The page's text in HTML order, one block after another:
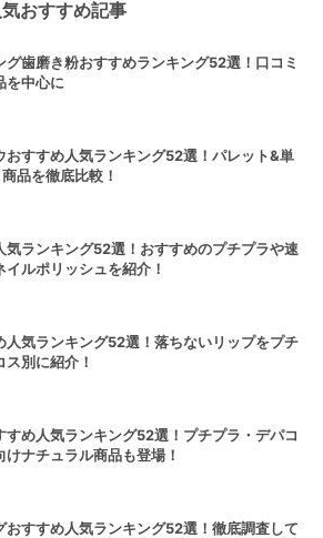
おすすめ記事
グ歯磨き粉おすすめランキング52選！口コミ
を中心に
おすすめ人気ランキング52選！パレット&単
品を徹底比較！
気ランキング52選！おすすめのプチプラや速
イルポリッシュを紹介！
人気ランキング52選！落ちないリップをプチ
ス別に紹介！
すめ人気ランキング52選！プチプラ・デパコ
けナチュラル商品も登場！
おすすめ人気ランキング52選！徹底調査して